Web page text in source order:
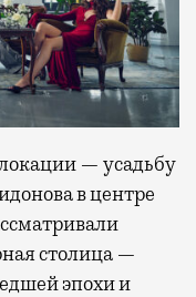
— усадьбу
в центре
столица —
эпохи и